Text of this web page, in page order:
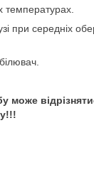
температурах.
при середніх
може